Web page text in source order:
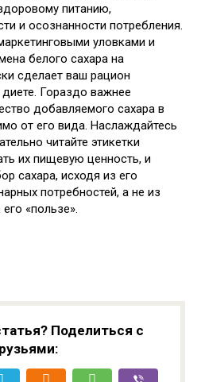
питанию,
и осознанности потребления.
уловками и
белого сахара на
сделает ваш рацион
Гораздо важнее
добавляемого сахара в
от его вида. Наслаждайтесь
читайте этикетки
их пищевую ценность, и
сахара, исходя из его
потребностей, а не из
«пользе».
Поделиться с